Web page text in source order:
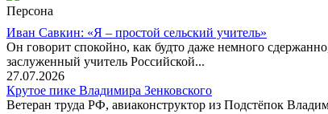
Персона
Иван Савкин: «Я – простой сельский учитель»
Он говорит спокойно, как будто даже немного
заслуженный учитель Российской...
27.07.2026
Крутое пике Владимира Зенковского
Ветеран труда РФ, авиаконструктор из Подстёпок